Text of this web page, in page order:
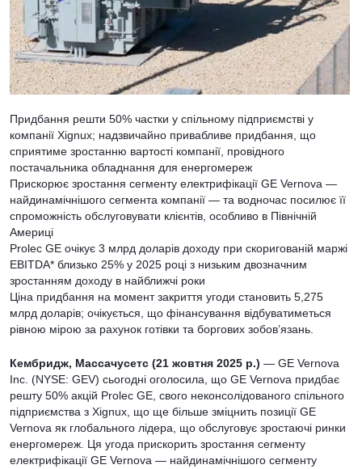
Придбання решти 50% частки у спільному підприємстві у
компанії Xignux; надзвичайно привабливе придбання, що
сприятиме зростанню вартості компанії, провідного
постачальника обладнання для енергомереж
Прискорює зростання сегменту електрифікації GE Vernova —
найдинамічнішого сегмента компанії — та водночас посилює її
спроможність обслуговувати клієнтів, особливо в Північній
Америці
Prolec GE очікує 3 млрд доларів доходу при скоригованій маржі
EBITDA* близько 25% у 2025 році з низьким двозначним
зростанням доходу в найближчі роки
Ціна придбання на момент закриття угоди становить 5,275
млрд доларів; очікується, що фінансування відбуватиметься
рівною мірою за рахунок готівки та боргових зобов’язань.
Кембридж, Массачусетс (21 жовтня 2025 р.) — GE Vernova
Inc. (NYSE: GEV) сьогодні оголосила, що GE Vernova придбає
решту 50% акцій Prolec GE, свого неконсолідованого спільного
підприємства з Xignux, що ще більше зміцнить позиції GE
Vernova як глобального лідера, що обслуговує зростаючі ринки
енергомереж. Ця угода прискорить зростання сегменту
електрифікації GE Vernova — найдинамічнішого сегменту